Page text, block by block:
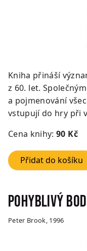
Kniha přináší
z 60. let.
a pojmenování
vstupují do hry při
Cena knihy:90 Kč
Přidat do košíku
Pohyblivý bod
Peter Brook, 1996